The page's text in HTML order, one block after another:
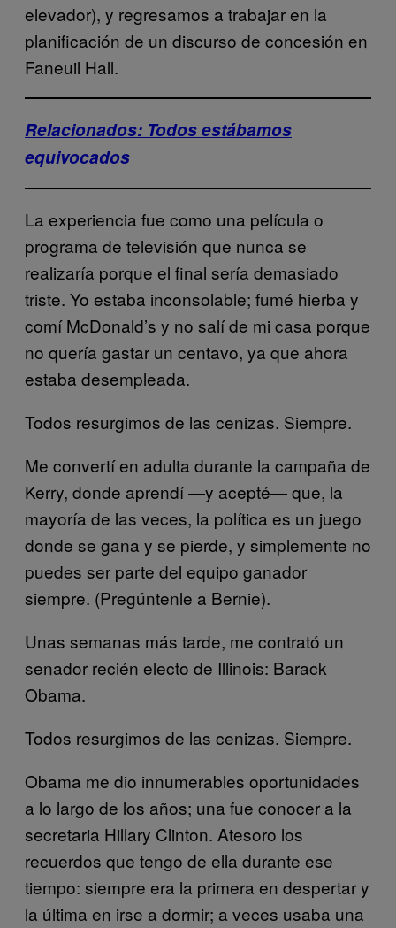
elevador), y regresamos a trabajar en la
planificación de un discurso de concesión en
Faneuil Hall.
Relacionados: Todos estábamos
equivocados
La experiencia fue como una película o
programa de televisión que nunca se
realizaría porque el final sería demasiado
triste. Yo estaba inconsolable; fumé hierba y
comí McDonald’s y no salí de mi casa porque
no quería gastar un centavo, ya que ahora
estaba desempleada.
Todos resurgimos de las cenizas. Siempre.
Me convertí en adulta durante la campaña de
Kerry, donde aprendí —y acepté— que, la
mayoría de las veces, la política es un juego
donde se gana y se pierde, y simplemente no
puedes ser parte del equipo ganador
siempre. (Pregúntenle a Bernie).
Unas semanas más tarde, me contrató un
senador recién electo de Illinois: Barack
Obama.
Todos resurgimos de las cenizas. Siempre.
Obama me dio innumerables oportunidades
a lo largo de los años; una fue conocer a la
secretaria Hillary Clinton. Atesoro los
recuerdos que tengo de ella durante ese
tiempo: siempre era la primera en despertar y
la última en irse a dormir; a veces usaba una